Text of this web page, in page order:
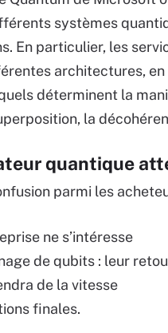
systèmes
En particulier, les
architectures,
déterminent la
la
quantique
parmi les
ne s’intéresse
de qubits : leur
de la vitesse
finales.